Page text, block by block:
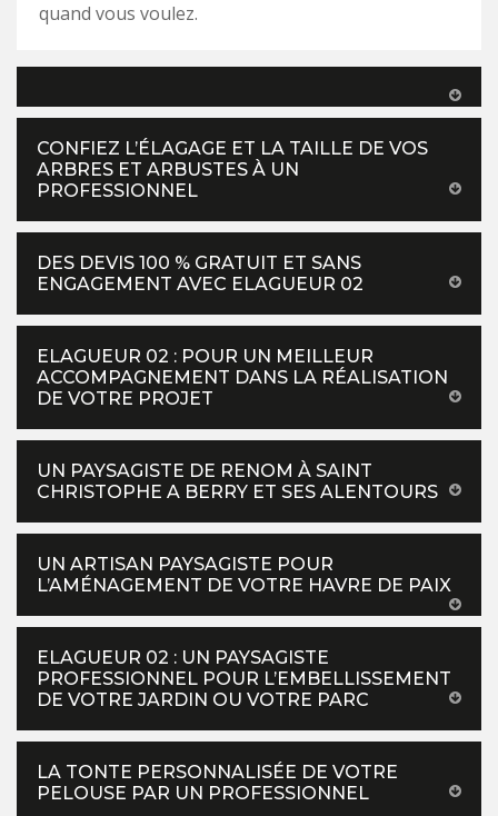
quand vous voulez.
CONFIEZ L’ÉLAGAGE ET LA TAILLE DE VOS
ARBRES ET ARBUSTES À UN
PROFESSIONNEL
DES DEVIS 100 % GRATUIT ET SANS
ENGAGEMENT AVEC ELAGUEUR 02
ELAGUEUR 02 : POUR UN MEILLEUR
ACCOMPAGNEMENT DANS LA RÉALISATION
DE VOTRE PROJET
UN PAYSAGISTE DE RENOM À SAINT
CHRISTOPHE A BERRY ET SES ALENTOURS
UN ARTISAN PAYSAGISTE POUR
L’AMÉNAGEMENT DE VOTRE HAVRE DE PAIX
ELAGUEUR 02 : UN PAYSAGISTE
PROFESSIONNEL POUR L’EMBELLISSEMENT
DE VOTRE JARDIN OU VOTRE PARC
LA TONTE PERSONNALISÉE DE VOTRE
PELOUSE PAR UN PROFESSIONNEL